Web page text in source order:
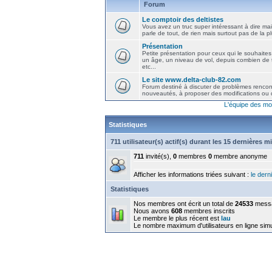
Forum
Le comptoir des deltistes
Vous avez un truc super intéressant à dire
parle de tout, de rien mais surtout pas de la
Présentation
Petite présentation pour ceux qui le
un âge, un niveau de vol, depuis combien de
etc...
Le site www.delta-club-82.com
Forum destiné à discuter de problèmes
nouveautés, à proposer des modifications ou
L'équipe des
Statistiques
711 utilisateur(s) actif(s) durant les 15 dernières
711 invité(s), 0 membres 0 membre anonyme
Afficher les informations triées suivant : le
Statistiques
Nos membres ont écrit un total de 24533
Nous avons 608 membres inscrits
Le membre le plus récent est lau
Le nombre maximum d'utilisateurs en ligne